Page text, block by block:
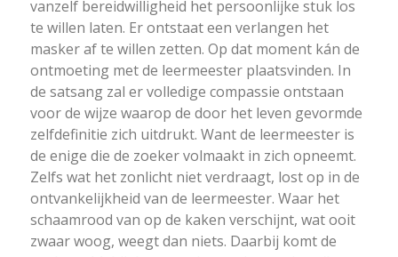
vanzelf bereidwilligheid het persoonlijke stuk los
te willen laten. Er ontstaat een verlangen het
masker af te willen zetten. Op dat moment kán de
ontmoeting met de leermeester plaatsvinden. In
de satsang zal er volledige compassie ontstaan
voor de wijze waarop de door het leven gevormde
zelfdefinitie zich uitdrukt. Want de leermeester is
de enige die de zoeker volmaakt in zich opneemt.
Zelfs wat het zonlicht niet verdraagt, lost op in de
ontvankelijkheid van de leermeester. Waar het
schaamrood van op de kaken verschijnt, wat ooit
zwaar woog, weegt dan niets. Daarbij komt de